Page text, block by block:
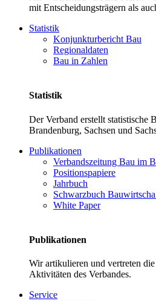
mit Entscheidungsträgern als
Statistik
Konjunkturbericht Bau
Regionaldaten
Bau in Zahlen
Statistik
Der Verband erstellt
Brandenburg, Sachsen und
Publikationen
Verbandszeitung Bau im
Positionspapiere
Jahrbuch
Schwarzbuch
White Paper
Publikationen
Wir artikulieren und vertreten
Aktivitäten des Verbandes.
Service